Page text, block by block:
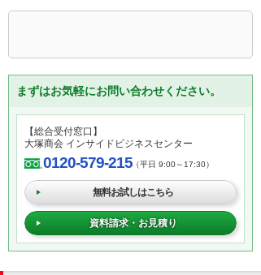
まずはお気軽にお問い合わせください。
【総合受付窓口】
大塚商会 インサイドビジネスセンター
0120-579-215（平日 9:00～17:30）
無料お試しはこちら
資料請求・お見積り